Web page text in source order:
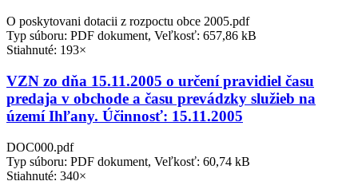
O poskytovani dotacii z rozpoctu obce 2005.pdf
Typ súboru: PDF dokument, Veľkosť: 657,86 kB
Stiahnuté: 193×
VZN zo dňa 15.11.2005 o určení pravidiel času
predaja v obchode a času prevádzky služieb na
území Ihľany. Účinnosť: 15.11.2005
DOC000.pdf
Typ súboru: PDF dokument, Veľkosť: 60,74 kB
Stiahnuté: 340×